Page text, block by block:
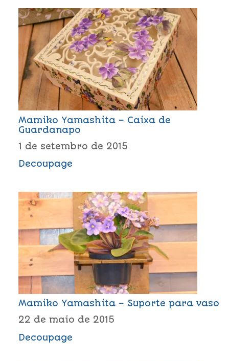
Mamiko Yamashita – Caixa de
Guardanapo
1 de setembro de 2015
Decoupage
Mamiko Yamashita – Suporte para vaso
22 de maio de 2015
Decoupage